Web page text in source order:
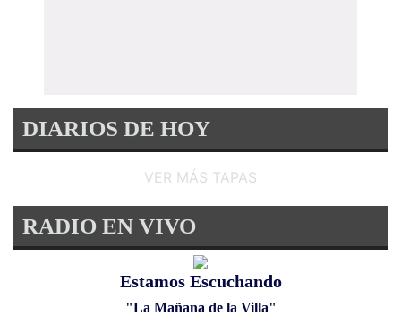
DIARIOS DE HOY
VER MÁS TAPAS
RADIO EN VIVO
Estamos Escuchando
"La Mañana de la Villa"